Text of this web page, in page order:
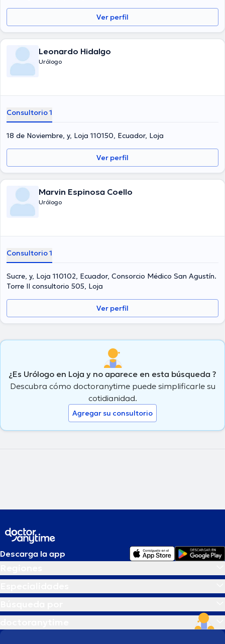
Ver perfil
Leonardo Hidalgo
Urólogo
Consultorio 1
18 de Noviembre, y, Loja 110150, Ecuador, Loja
Ver perfil
Marvin Espinosa Coello
Urólogo
Consultorio 1
Sucre, y, Loja 110102, Ecuador, Consorcio Médico San Agustín.
Torre II consultorio 505, Loja
Ver perfil
¿Es Urólogo en Loja y no aparece en esta búsqueda ?
Descubra cómo doctoranytime puede simplificarle su
cotidianidad.
Agregar su consultorio
Descarga la app